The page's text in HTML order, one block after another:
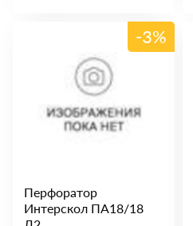
-3%
Перфоратор
Интерскол ПА18/18